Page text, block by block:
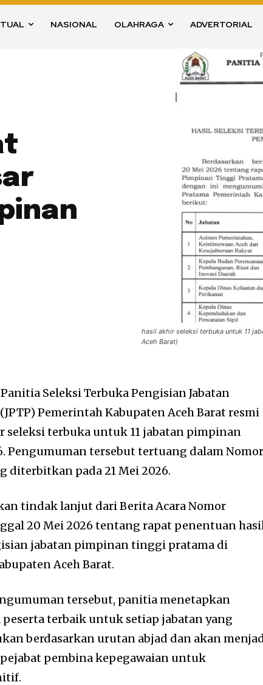
NASIONAL OLAHRAGA ADVERTORIAL
hasil akhir seleksi terbuka untuk 11
Aceh Barat)
Seleksi Terbuka Pengisian Jabatan
Pemerintah Kabupaten Aceh Barat resmi
terbuka untuk 11 jabatan pimpinan
Pengumuman tersebut tertuang dalam
diterbitkan pada 21 Mei 2026.
tindak lanjut dari Berita Acara Nomor
20 Mei 2026 tentang rapat penentuan
jabatan pimpinan tinggi pratama di
Aceh Barat.
tersebut, panitia menetapkan
terbaik untuk setiap jabatan yang
berdasarkan urutan abjad dan akan
pembina kepegawaian untuk